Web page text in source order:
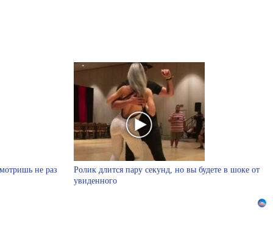
не раз
Ролик длится пару секунд, но вы будете в шоке от
увиденного